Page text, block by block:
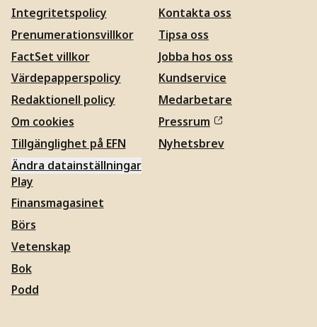
Integritetspolicy
Prenumerationsvillkor
FactSet villkor
Värdepapperspolicy
Redaktionell policy
Om cookies
Tillgänglighet på EFN
Ändra datainställningar
Kontakta oss
Tipsa oss
Jobba hos oss
Kundservice
Medarbetare
Pressrum
Nyhetsbrev
Play
Finansmagasinet
Börs
Vetenskap
Bok
Podd